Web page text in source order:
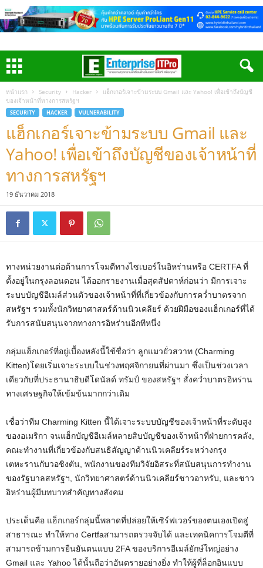
หน้าแรก Security Hacker
แฮ็กเกอร์เจาะข้ามระบบ Gmail และ Yahoo! เพื่อเข้าถึงบัญชี
ของเจ้าหน้าที่ทางการสหรัฐฯ
SECURITY HACKER VULNERABILITY
แฮ็กเกอร์เจาะข้ามระบบ Gmail และ
Yahoo! เพื่อเข้าถึงบัญชีของเจ้าหน้าที่
ทางการสหรัฐฯ
19 ธันวาคม 2018
ทางหน่วยงานต่อต้านการโจมตีทางไซเบอร์ในอิหร่านหรือ CERTFA ที่
ตั้งอยู่ในกรุงลอนดอน ได้ออกรายงานเมื่อสุดสัปดาห์ก่อนว่า มีการเจาะ
ระบบบัญชีอีเมล์ส่วนตัวของเจ้าหน้าที่ที่เกี่ยวข้องกับการคว่ำบาตรจาก
สหรัฐฯ รวมทั้งนักวิทยาศาสตร์ด้านนิวเคลียร์ ด้วยฝีมือของแฮ็กเกอร์ที่ได้
รับการสนับสนุนจากทางการอิหร่านอีกทีหนึ่ง
กลุ่มแฮ็กเกอร์ที่อยู่เบื้องหลังนี้ใช้ชื่อว่า ลูกแมวยั่วสวาท (Charming
Kitten)โดยเริ่มเจาะระบบในช่วงพฤศจิกายนที่ผ่านมา ซึ่งเป็นช่วงเวลา
เดียวกับที่ประธานาธิบดีโดนัลด์ ทรัมป์ ของสหรัฐฯ สั่งคว่ำบาตรอิหร่าน
ทางเศรษฐกิจให้เข้มข้นมากกว่าเดิม
เชื่อว่าทีม Charming Kitten นี้ได้เจาะระบบบัญชีของเจ้าหน้าที่ระดับสูง
ของอเมริกา จนแฮ็กบัญชีอีเมล์หลายสิบบัญชีของเจ้าหน้าที่ฝ่ายการคลัง,
คณะทำงานที่เกี่ยวข้องกับสนธิสัญญาด้านนิวเคลียร์ระหว่างกรุง
เตหะรานกับวอชิงตัน, พนักงานของทีมวิจัยอิสระที่สนับสนุนการทำงาน
ของรัฐบาลสหรัฐฯ, นักวิทยาศาสตร์ด้านนิวเคลียร์ชาวอาหรับ, และชาว
อิหร่านผู้มีบทบาทสำคัญทางสังคม
ประเด็นคือ แฮ็กเกอร์กลุ่มนี้พลาดที่ปล่อยให้เซิร์ฟเวอร์ของตนเองเปิดสู่
สาธารณะ ทำให้ทาง Certfaสามารถตรวจจับได้ และเทคนิคการโจมตีที่
สามารถข้ามการยืนยันตนแบบ 2FA ของบริการอีเมล์ยักษ์ใหญ่อย่าง
Gmail และ Yahoo ได้นั้นถือว่าอันตรายอย่างยิ่ง ทำให้ผู้ที่ล็อกอินแบบ